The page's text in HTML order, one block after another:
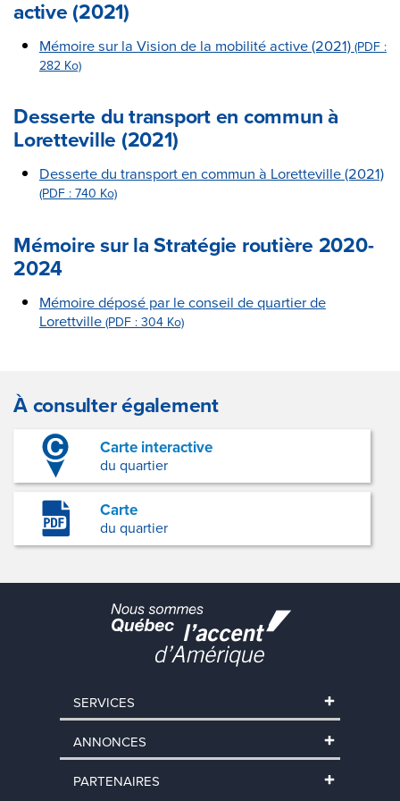
À consulter également
Carte interactive
du quartier
Carte
du quartier
SERVICES
ANNONCES
PARTENAIRES